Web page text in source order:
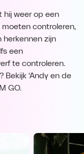
hij weer op een
controleren,
herkennen zijn
een
te controleren.
Bekijk ‘Andy en de
GO.